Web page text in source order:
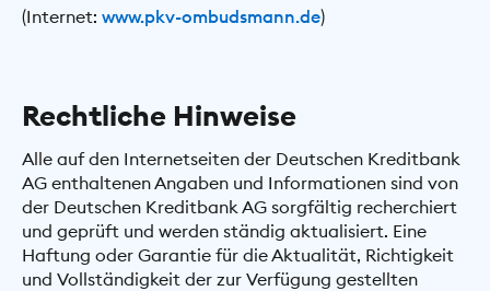
(Internet: www.pkv-ombudsmann.de)
Rechtliche Hinweise
Alle auf den Internetseiten der Deutschen Kreditbank
AG enthaltenen Angaben und Informationen sind von
der Deutschen Kreditbank AG sorgfältig recherchiert
und geprüft und werden ständig aktualisiert. Eine
Haftung oder Garantie für die Aktualität, Richtigkeit
und Vollständigkeit der zur Verfügung gestellten